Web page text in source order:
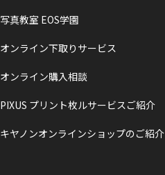
写真教室 EOS学園
オンライン下取りサービス
オンライン購入相談
PIXUS プリント枚ルサービスご紹介
キヤノンオンラインショップのご紹介